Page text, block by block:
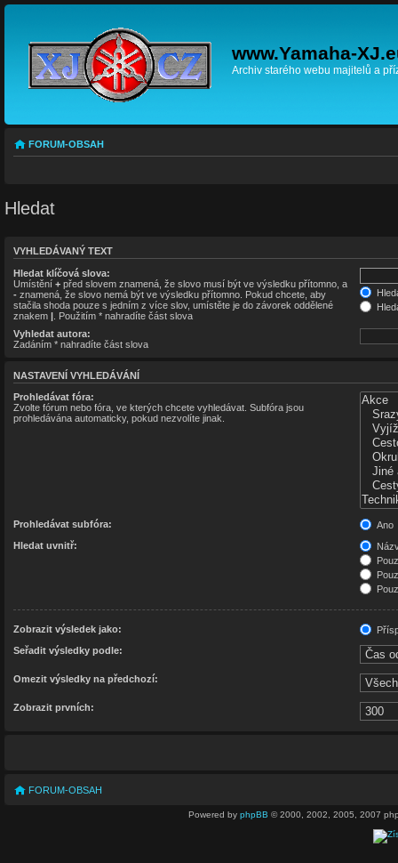
www.Yamaha-
Archiv starého webu majitelů a
FORUM-OBSAH
Hledat
VYHLEDÁVANÝ TEXT
Hledat klíčová slova:
Umístění + před slovem znamená, že slovo musí být ve výsledku přítomno, a
- znamená, že slovo nemá být ve výsledku přítomno. Pokud chcete, aby
stačila shoda pouze s jedním z více slov, umístěte je do závorek oddělené
znakem | . Použitím * nahradíte část slova
Vyhledat autora:
Zadáním * nahradíte část slova
NASTAVENÍ VYHLEDÁVÁNÍ
Prohledávat fóra:
Zvolte fórum nebo fóra, ve kterých chcete vyhledávat. Subfóra jsou
prohledávána automaticky, pokud nezvolíte jinak.
Prohledávat subfóra:
Ano
Hledat uvnitř:
Zobrazit výsledek jako:
Seřadit výsledky podle:
Omezit výsledky na předchozí:
Zobrazit prvních:
FORUM-OBSAH
Powered by phpBB © 2000, 2002, 2005, 2007